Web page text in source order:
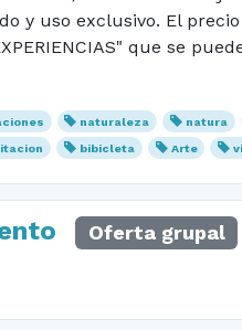
y uso exclusivo. El
que se
naturaleza natura
bibicleta Arte
Oferta grupal